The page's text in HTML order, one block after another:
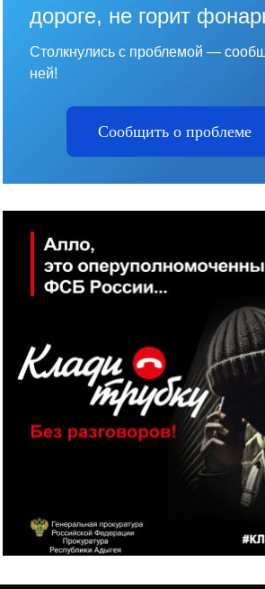
дороге, не горит
Столкнулись с проблемой —
ней!
Сообщить о проблеме